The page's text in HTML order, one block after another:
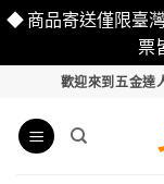
◆ 商品寄送僅限臺
票
content
歡迎來到五金達